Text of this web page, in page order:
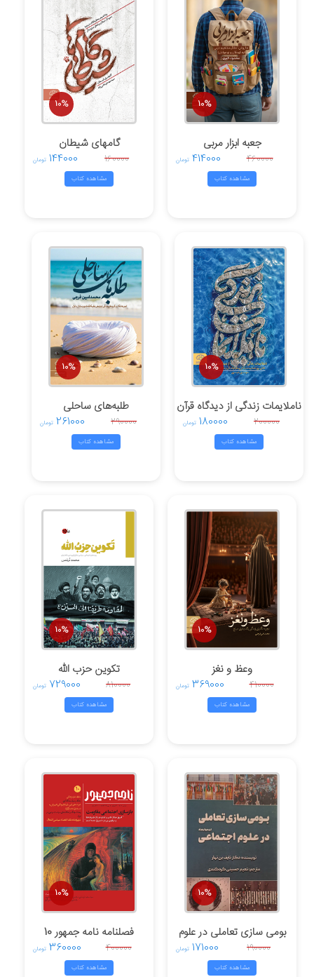
10%
جعبه ابزار مربی
414000 تومان 460000
مشاهده کتاب
10%
گامهای شیطان
144000 تومان 160000
مشاهده کتاب
10%
ناملایمات زندگی از دیدگاه قرآن
180000 تومان 200000
مشاهده کتاب
10%
طلبه‌های ساحلی
261000 تومان 290000
مشاهده کتاب
10%
وعظ و نغز
369000 تومان 410000
مشاهده کتاب
10%
تکوین حزب الله
729000 تومان 810000
مشاهده کتاب
10%
بومی سازی تعاملی در علوم
اجتماعی171000 تومان 190000
مشاهده کتاب
10%
فصلنامه نامه جمهور 10
360000 تومان 400000
مشاهده کتاب